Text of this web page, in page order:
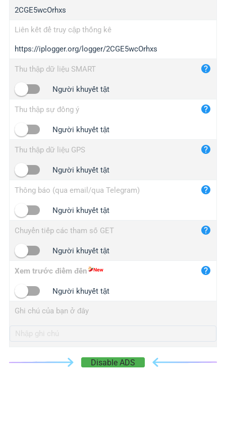
ed.tc
bc.ax
iplogger.com
maper.info
2no.co
yip.su
iplogger.info
2CGE5wcOrhxs
Liên kết để truy cập thống kê
https://iplogger.org/logger/2CGE5wcOrhxs
Thu thập dữ liệu SMART
Người khuyết tật
Thu thập sự đồng ý
Người khuyết tật
Thu thập dữ liệu GPS
Người khuyết tật
Thông báo (qua email/qua Telegram)
Người khuyết tật
Chuyển tiếp các tham số GET
Người khuyết tật
Xem trước điểm đến
Người khuyết tật
Ghi chú của bạn ở đây
Disable ADS